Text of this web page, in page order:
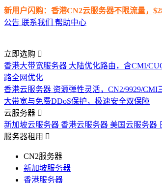
新用户闪购：香港CN2云服务器不限流量，
公告 联系我们 帮助中心
立即选购
香港大带宽服务器 大陆优化路由，含CMI/
路全网优化
香港云服务器 资源弹性灵活，CN2/9929/
大带宽与免费DDoS保护，极速安全双保障
云服务器
新加坡云服务器 香港云服务器 美国云服务器
服务器租用
CN2服务器
新加坡服务器
香港服务器